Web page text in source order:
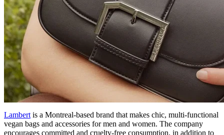
Lambert is a Montreal-based brand that makes chic, multi-functional
vegan bags and accessories for men and women. The company
encourages committed and cruelty-free consumption, in addition to